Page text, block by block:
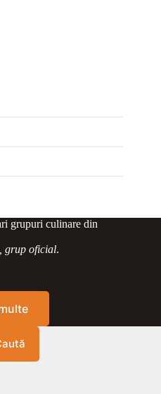
grupuri culinare din
grup oficial.